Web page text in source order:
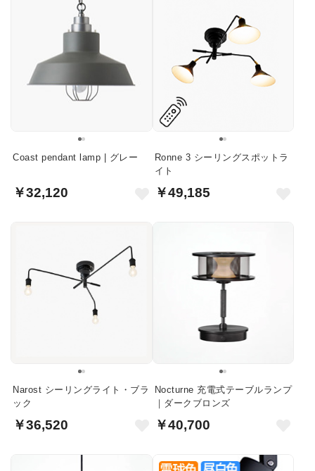
Coast pendant lamp | グレー
￥32,120
Ronne 3 シーリングスポットラ
イト
￥49,185
Narost シーリングライト・ブラ
ック
￥36,520
Nocturne 充電式テーブルランプ
｜ダークブロンズ
￥40,700